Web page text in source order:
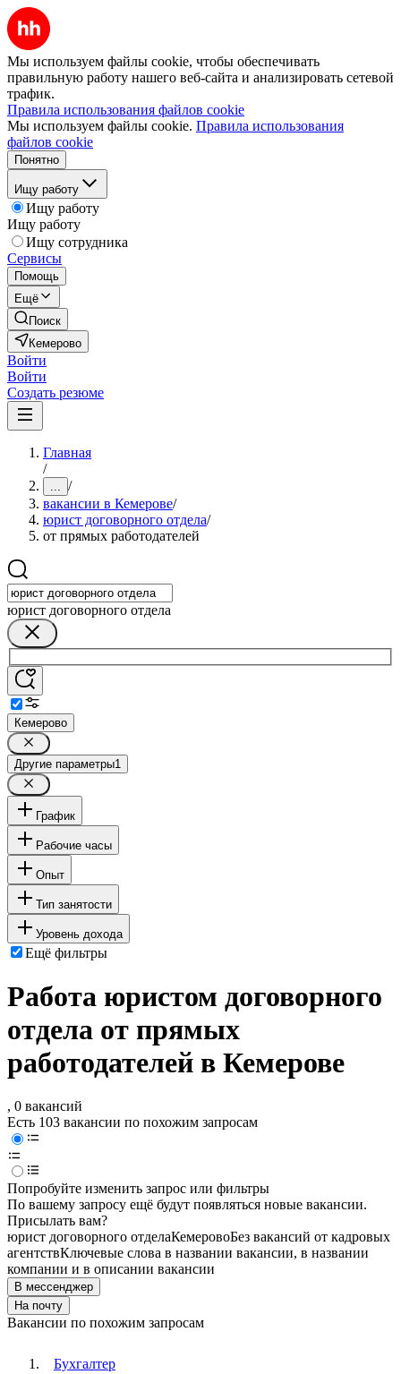
Мы используем файлы cookie, чтобы обеспечивать
правильную работу нашего веб-сайта и анализировать сетевой
трафик.
Правила использования файлов cookie
Мы используем файлы cookie. Правила использования
файлов cookie
Понятно
Ищу работу
Ищу работу
Ищу работу
Ищу сотрудника
Сервисы
Помощь
Ещё
Поиск
Кемерово
Войти
Войти
Создать резюме
Главная
/
... /
вакансии в Кемерове/
юрист договорного отдела/
от прямых работодателей
юрист договорного отдела
Кемерово
Другие параметры1
График
Рабочие часы
Опыт
Тип занятости
Уровень дохода
Ещё фильтры
Работа юристом договорного
отдела от прямых
работодателей в Кемерове
, 0 вакансий
Есть 103 вакансии по похожим запросам
Попробуйте изменить запрос или фильтры
По вашему запросу ещё будут появляться новые вакансии.
Присылать вам?
юрист договорного отделаКемеровоБез вакансий от кадровых
агентствКлючевые слова в названии вакансии, в названии
компании и в описании вакансии
В мессенджер
На почту
Вакансии по похожим запросам
Бухгалтер